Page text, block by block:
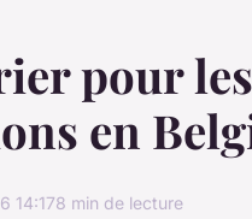
pour
en
14:178 min de lecture